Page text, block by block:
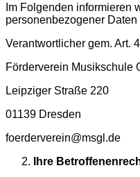
Im Folgenden informieren
personenbezogener
Verantwortlicher gem. Art.
Förderverein Musikschule
Leipziger Straße 220
01139 Dresden
foerderverein@msgl.de
Ihre